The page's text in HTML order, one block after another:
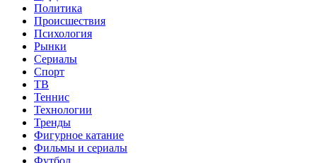
Политика
Происшествия
Психология
Рынки
Сериалы
Спорт
ТВ
Теннис
Технологии
Тренды
Фигурное катание
Фильмы и сериалы
Футбол